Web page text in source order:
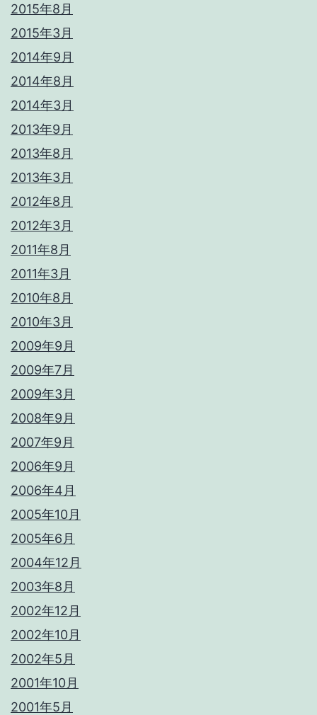
2015年8月
2015年3月
2014年9月
2014年8月
2014年3月
2013年9月
2013年8月
2013年3月
2012年8月
2012年3月
2011年8月
2011年3月
2010年8月
2010年3月
2009年9月
2009年7月
2009年3月
2008年9月
2007年9月
2006年9月
2006年4月
2005年10月
2005年6月
2004年12月
2003年8月
2002年12月
2002年10月
2002年5月
2001年10月
2001年5月